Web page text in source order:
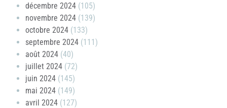
décembre 2024 (105)
novembre 2024 (139)
octobre 2024 (133)
septembre 2024 (111)
août 2024 (40)
juillet 2024 (72)
juin 2024 (145)
mai 2024 (149)
avril 2024 (127)